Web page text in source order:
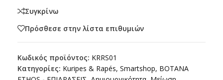
Συγκρίνω
Πρόσθεσε στην λίστα επιθυμιών
Κωδικός προϊόντος: KRRS01
Κατηγορίες: Kuripes & Rapés, Smartshop, ΒΟΤΑΝΑ